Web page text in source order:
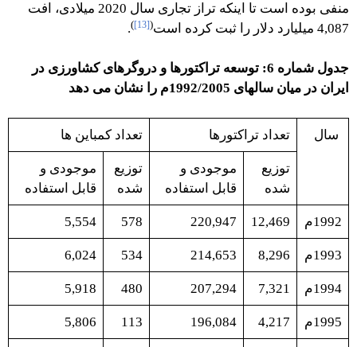
منفی بوده است تا اینکه تراز تجاری سال 2020 میلادی، افت
4,087 میلیارد دلار را ثبت کرده است
(
[13]
)
.
جدول شماره 6: توسعه تراکتورها و دروگرهای کشاورزی در
ایران در میان سالهای 1992/2005م را نشان می دهد
سال تعداد تراکتورها تعداد کمباین ها
توزیع
شده
موجودی و
قابل استفاده
توزیع
شده
موجودی و
قابل استفاده
1992م 12,469
220,947
578
5,554
1993م 8,296
214,653
534
6,024
1994م 7,321
207,294
480
5,918
1995م 4,217
196,084
113
5,806